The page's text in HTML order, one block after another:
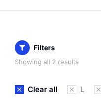
Filters
Showing all 2 results
Clear all L